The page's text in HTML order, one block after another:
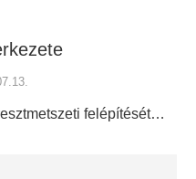
felépítését…